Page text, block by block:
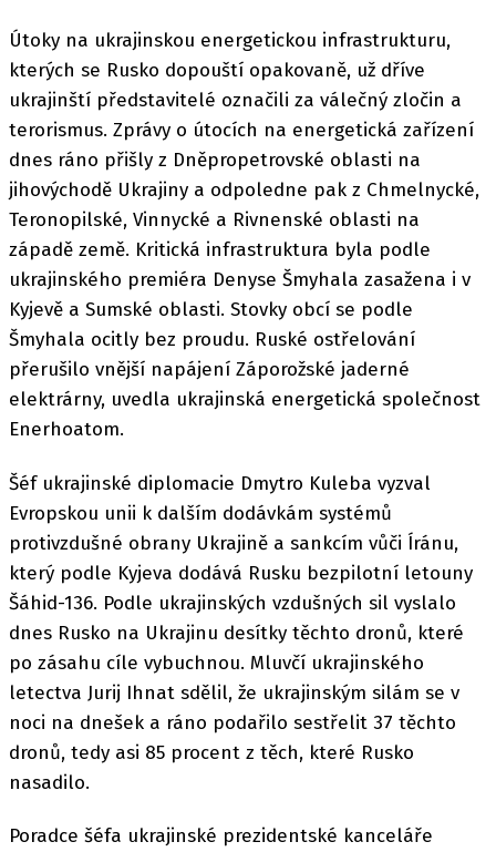
Útoky na ukrajinskou energetickou infrastrukturu,
kterých se Rusko dopouští opakovaně, už dříve
ukrajinští představitelé označili za válečný zločin a
terorismus. Zprávy o útocích na energetická zařízení
dnes ráno přišly z Dněpropetrovské oblasti na
jihovýchodě Ukrajiny a odpoledne pak z Chmelnycké,
Teronopilské, Vinnycké a Rivnenské oblasti na
západě země. Kritická infrastruktura byla podle
ukrajinského premiéra Denyse Šmyhala zasažena i v
Kyjevě a Sumské oblasti. Stovky obcí se podle
Šmyhala ocitly bez proudu. Ruské ostřelování
přerušilo vnější napájení Záporožské jaderné
elektrárny, uvedla ukrajinská energetická společnost
Enerhoatom.
Šéf ukrajinské diplomacie Dmytro Kuleba vyzval
Evropskou unii k dalším dodávkám systémů
protivzdušné obrany Ukrajině a sankcím vůči Íránu,
který podle Kyjeva dodává Rusku bezpilotní letouny
Šáhid-136. Podle ukrajinských vzdušných sil vyslalo
dnes Rusko na Ukrajinu desítky těchto dronů, které
po zásahu cíle vybuchnou. Mluvčí ukrajinského
letectva Jurij Ihnat sdělil, že ukrajinským silám se v
noci na dnešek a ráno podařilo sestřelit 37 těchto
dronů, tedy asi 85 procent z těch, které Rusko
nasadilo.
Poradce šéfa ukrajinské prezidentské kanceláře